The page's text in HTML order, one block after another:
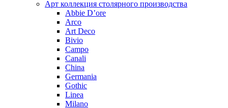
Арт коллекция столярного производства
Abbie D’ore
Arco
Art Deco
Bivio
Campo
Canali
China
Germania
Gothic
Linea
Milano